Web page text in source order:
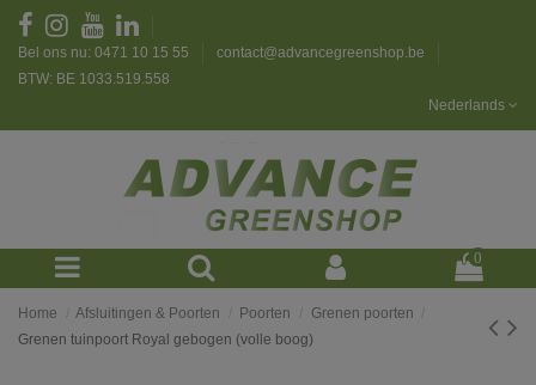
Bel ons nu: 0471 10 15 55
contact@advancegreenshop.be
BTW: BE 1033.519.558
Nederlands
0
Home Afsluitingen & Poorten Poorten
Grenen poorten
Grenen tuinpoort Royal gebogen (volle boog)